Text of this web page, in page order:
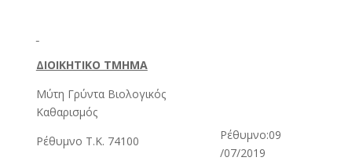
ΔΙΟΙΚΗΤΙΚΟ ΤΜΗΜΑ
Μύτη Γρύντα Βιολογικός
Καθαρισμός
Ρέθυμνο Τ.Κ. 74100
Ρέθυμνο:09
/07/2019